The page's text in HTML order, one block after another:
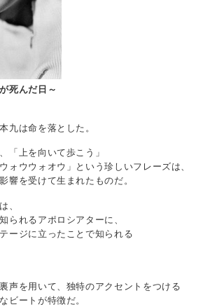
x-ray delta one
死んだ日～
九は命を落とした。
「上を向いて歩こう」
ォウウォオウ」という珍しいフレーズは、
響を受けて生まれたものだ。
、
られるアポロシアターに、
ージに立ったことで知られる
声を用いて、独特のアクセントをつける
ビートが特徴だ。